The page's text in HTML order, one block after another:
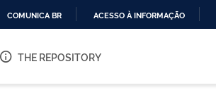
O
COMUNICA BR ACESSO À INFORMAÇÃO
THE REPOSITORY